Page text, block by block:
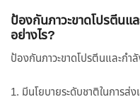
ป้องกันภาวะขาดโปรตีนแ
อย่างไร?
ป้องกันภาวะขาดโปรตีนและกำ
1. มีนโยบายระดับชาติในการส่